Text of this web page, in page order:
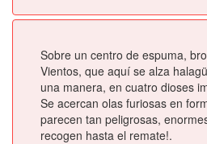
Sobre un centro de espuma,
Vientos, que aquí se alza
una manera, en cuatro dioses
Se acercan olas furiosas en
parecen tan peligrosas,
recogen hasta el remate!.